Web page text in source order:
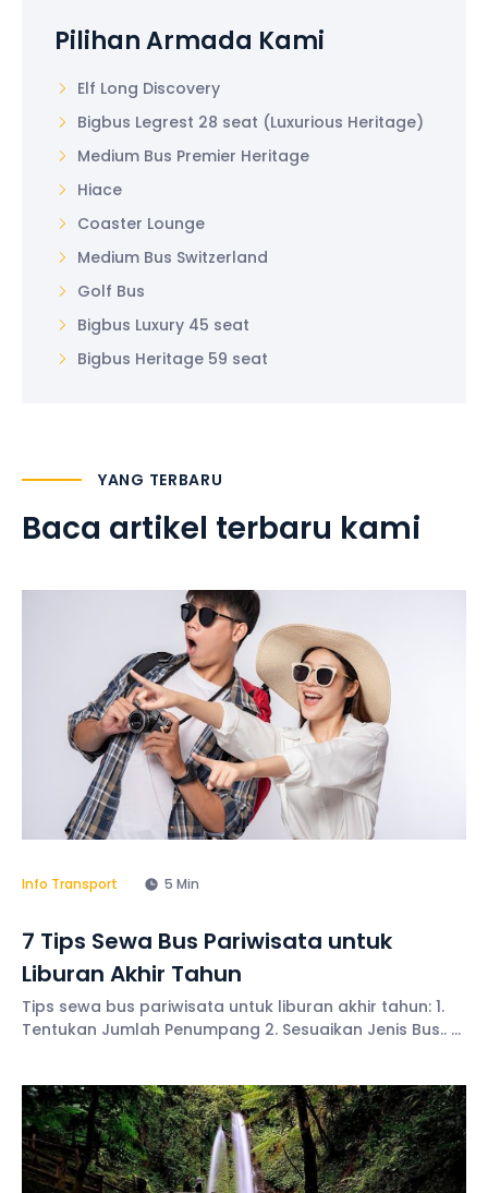
Pilihan Armada Kami
Elf Long Discovery
Bigbus Legrest 28 seat (Luxurious Heritage)
Medium Bus Premier Heritage
Hiace
Coaster Lounge
Medium Bus Switzerland
Golf Bus
Bigbus Luxury 45 seat
Bigbus Heritage 59 seat
YANG TERBARU
Baca artikel terbaru kami
Info Transport 5 Min
7 Tips Sewa Bus Pariwisata untuk
Liburan Akhir Tahun
Tips sewa bus pariwisata untuk liburan akhir tahun: 1.
Tentukan Jumlah Penumpang 2. Sesuaikan Jenis Bus.. 7.